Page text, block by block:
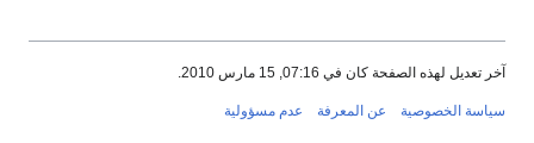
آخر تعديل لهذه الصفحة كان في 07:16, 15 مارس 2010.
سياسة الخصوصية عن المعرفة عدم مسؤولية